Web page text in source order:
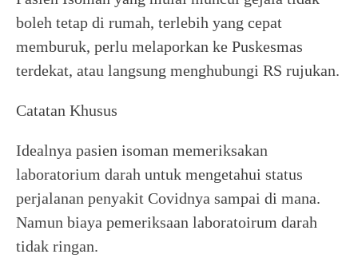
boleh tetap di rumah, terlebih yang cepat
memburuk, perlu melaporkan ke Puskesmas
terdekat, atau langsung menghubungi RS rujukan.
Catatan Khusus
Idealnya pasien isoman memeriksakan
laboratorium darah untuk mengetahui status
perjalanan penyakit Covidnya sampai di mana.
Namun biaya pemeriksaan laboratoirum darah
tidak ringan.